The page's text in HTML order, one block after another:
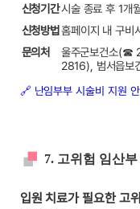
신청기간시술 종료 후 1개
신청방법 홈페이지 내 구비
문의처
울주군보건소
2816), 범서읍
🔗 난임부부 시술비 지원
7. 고위험 임산
입원 치료가 필요한 고